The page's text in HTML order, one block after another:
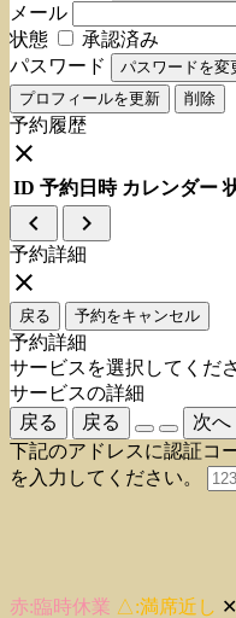
メール
状態
承認済み
パスワード
パスワードを変
プロフィールを更新
削除
予約履歴
close
ID 予約日時 カレンダー
navigate_before navigate_next
予約詳細
close
戻る 予約をキャンセル
予約詳細
サービスを選択してくだ
サービスの詳細
戻る
戻る
次へ
下記のアドレスに認証コ
を入力してください。
赤:臨時休業 △:満席近し